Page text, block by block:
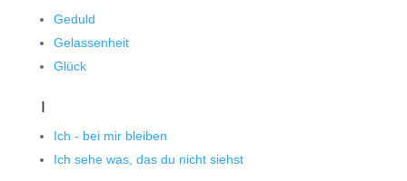
Geduld
Gelassenheit
Glück
I
Ich - bei mir bleiben
Ich sehe was, das du nicht siehst